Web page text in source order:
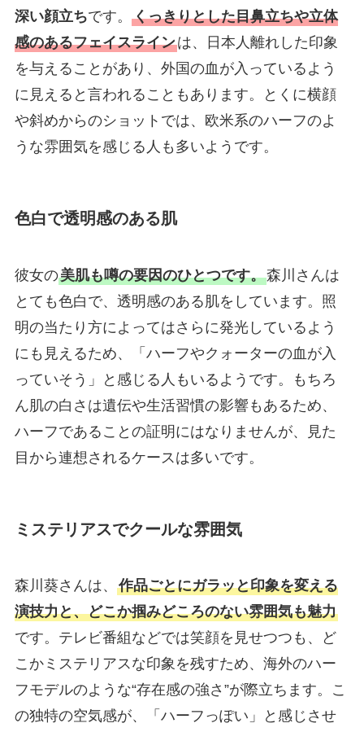
深い顔立ちです。 くっきりとした目鼻立ちや立体
感のあるフェイスラインは、日本人離れした印象
を与えることがあり、外国の血が入っているよう
に見えると言われることもあります。とくに横顔
や斜めからのショットでは、欧米系のハーフのよ
うな雰囲気を感じる人も多いようです。
色白で透明感のある肌
彼女の美肌も噂の要因のひとつです。森川さんは
とても色白で、透明感のある肌をしています。照
明の当たり方によってはさらに発光しているよう
にも見えるため、「ハーフやクォーターの血が入
っていそう」と感じる人もいるようです。もちろ
ん肌の白さは遺伝や生活習慣の影響もあるため、
ハーフであることの証明にはなりませんが、見た
目から連想されるケースは多いです。
ミステリアスでクールな雰囲気
森川葵さんは、 作品ごとにガラッと印象を変える
演技力と、どこか掴みどころのない雰囲気も魅力
です。テレビ番組などでは笑顔を見せつつも、ど
こかミステリアスな印象を残すため、海外のハー
フモデルのような“存在感の強さ”が際立ちます。こ
の独特の空気感が、「ハーフっぽい」と感じさせ